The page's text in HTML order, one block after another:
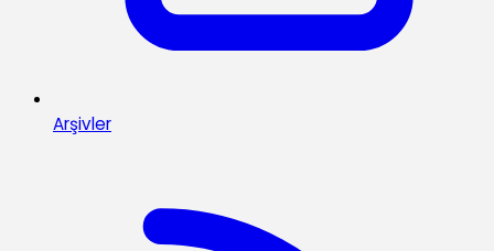
Arşivler